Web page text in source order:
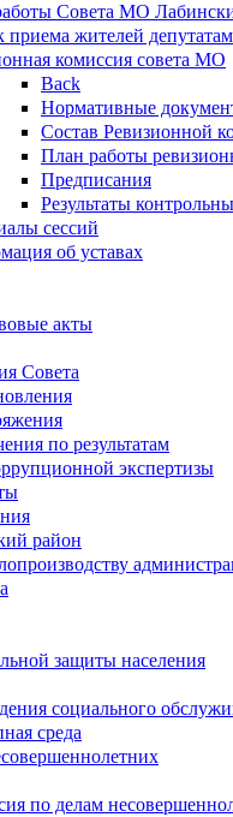
Совета МО
приема жителей
комиссия совета МО
Back
Нормативные
Состав Ревизионной
План работы
Предписания
Результаты
сессий
об уставах
акты
Совета
по результатам
экспертизы
район
защиты населения
социального
среда
по делам